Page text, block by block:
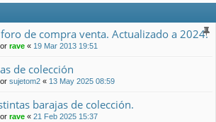
de compra venta. Actualizado a 2024.
rave « 19 Mar 2013 19:51
de colección
sujetom2 « 13 May 2025 08:59
barajas de colección.
rave « 21 Feb 2025 15:37